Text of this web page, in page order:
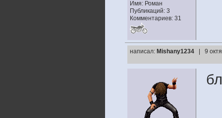
Имя: Роман
Публикаций: 3
Комментариев: 31
написал: Mishany1234 | 9